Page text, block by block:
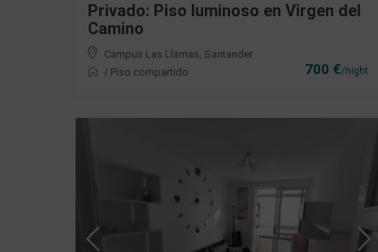
700 €/night
Privado: Piso luminoso en Virgen del
Camino
Campus Las Llamas, Santander
/ Piso compartido